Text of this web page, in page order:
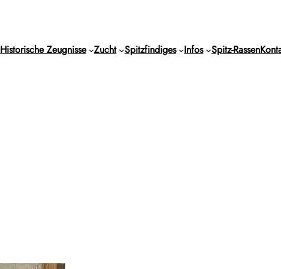
Historische Zeugnisse Zucht Spitzfindiges Infos Spitz-Rassen